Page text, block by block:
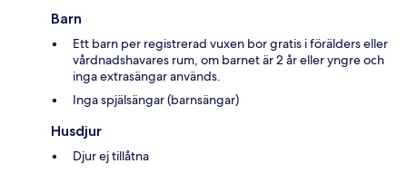
Barn
Ett barn per registrerad vuxen bor gratis i förälders eller
vårdnadshavares rum, om barnet är 2 år eller yngre och
inga extrasängar används.
Inga spjälsängar (barnsängar)
Husdjur
Djur ej tillåtna